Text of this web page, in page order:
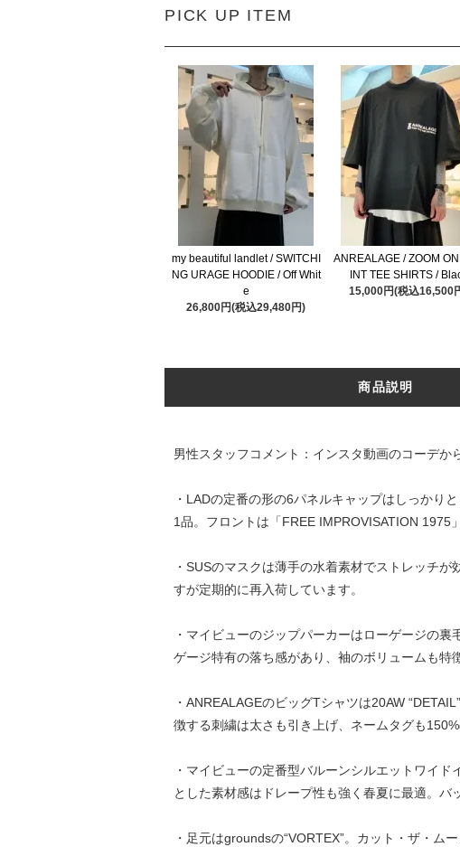
PICK UP ITEM
my beautiful landlet / SWITCHI
NG URAGE HOODIE / Off Whit
e
26,800円(税込29,480円)
ANREALAGE / ZOOM
INT TEE SHIRTS /
15,000円(税込16,500
商品説明
男性スタッフコメント：インスタ動画のコーデか
・LADの定番の形の6パネルキャップはしっかり
1品。フロントは「FREE IMPROVISATION 1975
・SUSのマスクは薄手の水着素材でストレッチ
すが定期的に再入荷しています。
・マイビューのジップパーカーはローゲージの
ゲージ特有の落ち感があり、袖のボリュームも特
・ANREALAGEのビッグTシャツは20AW
徴する刺繍は太さも引き上げ、ネームタグも
・マイビューの定番型バルーンシルエットワイ
とした素材感はドレープ性も強く春夏に最適。バ
・足元はgroundsの“VORTEX”。カット・ザ・